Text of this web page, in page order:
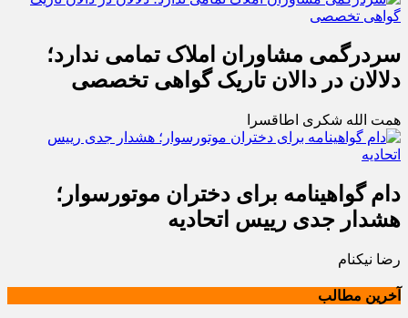
سردرگمی مشاوران املاک تمامی ندارد؛
دلالان در دالان تاریک گواهی تخصصی
همت الله شکری اطاقسرا
دام گواهینامه برای دختران موتورسوار؛
هشدار جدی رییس اتحادیه
رضا نیکنام
آخرین مطالب